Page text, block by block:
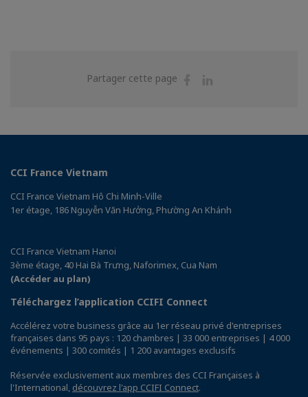
Partager cette page
Partager
CCI France Vietnam
CCI France Vietnam Hô Chi Minh-Ville
1er étage, 186 Nguyễn Văn Hưởng, Phường An Khánh
CCI France Vietnam Hanoi
3ème étage, 40 Hai Bà Trưng, Naforimex, Cua Nam
(Accéder au plan)
Téléchargez l’application CCIFI Connect
Accélérez votre business grâce au 1er réseau privé d'entreprises
françaises dans 95 pays : 120 chambres | 33 000 entreprises | 4 000
événements | 300 comités | 1 200 avantages exclusifs
Réservée exclusivement aux membres des CCI Françaises à
l'International, découvrez l'app CCIFI Connect.